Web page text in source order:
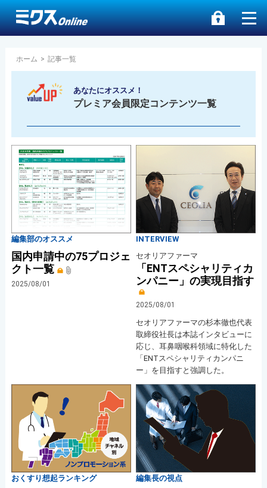
ホーム > 記事一覧
あなたにオススメ！
プレミア会員限定コンテンツ一覧
編集部のオススメ
国内申請中の75プロジェ
クト一覧
2025/08/01
INTERVIEW
セオリアファーマ
「ENTスペシャリティカ
ンパニー」の実現目指す
2025/08/01
セオリアファーマの杉本徹也代表
取締役社長は本誌インタビューに
応じ、耳鼻咽喉科領域に特化した
「ENTスペシャリティカンパニ
ー」を目指すと強調した。
おくすり想起ランキング
編集長の視点